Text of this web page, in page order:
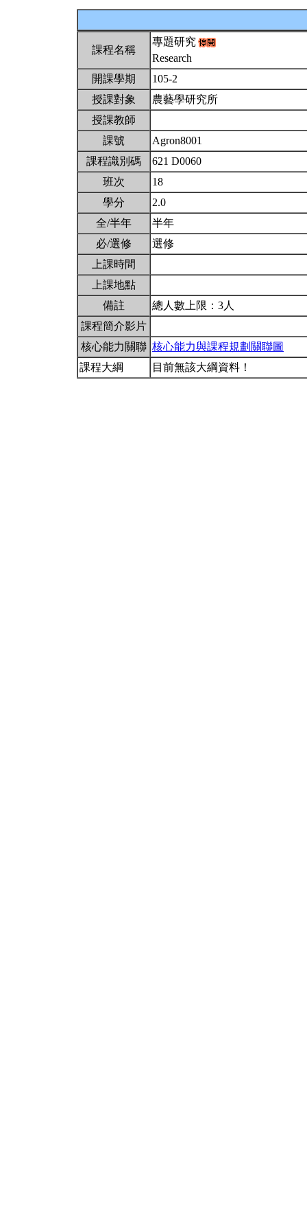
課程名稱
專題研究
Research
開課學期
105-2
授課對象
農藝學研究所
授課教師
課號
Agron8001
課程識別碼
621 D0060
班次
18
學分
2.0
全/半年
半年
必/選修
選修
上課時間
上課地點
備註
總人數上限：3人
課程簡介影片
核心能力關聯 核心能力與課程規劃關聯圖
課程大綱
目前無該大綱資料！